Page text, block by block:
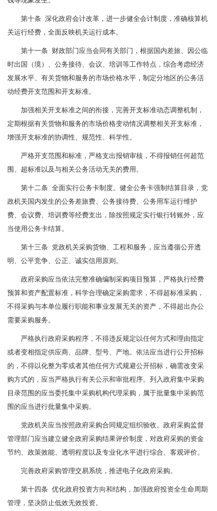
第十条 深化政府会计改革，进一步健全会计制度，准确核算机
关运行经费，全面反映机关运行成本。
第十一条 财政部门应当会同有关部门，根据国内差旅、因公临
时出国（境）、公务接待、会议、培训等工作特点，综合考虑经济
发展水平、有关货物和服务的市场价格水平，制定分地区的公务活
动经费开支范围和开支标准。
加强相关开支标准之间的衔接，完善开支标准动态调整机制，
定期根据有关货物和服务的市场价格变动情况调整相关开支标准，
增强开支标准的协调性、规范性、科学性。
严格开支范围和标准，严格支出报销审核，不得报销任何超范
围、超标准以及与相关公务活动无关的费用。
第十二条 全面实行公务卡制度。健全公务卡强制结算目录，党
政机关国内发生的公务差旅费、公务接待费、公务用车运行维护
费、会议费、培训费等经费支出，除按照规定实行银行转账外，应
当使用公务卡结算。
第十三条 党政机关采购货物、工程和服务，应当遵循公开透
明、公平竞争、公正、诚实信用原则。
政府采购应当依法完整准确编制采购项目预算，严格执行经费
预算和资产配置标准，科学合理确定采购需求，不得超标准采购，
不得采购与本单位履行职能和事业发展无关的资产，不得超出办公
需要采购服务。
严格执行政府采购程序，不得违反规定以任何方式和理由指定
或者变相指定供应商、品牌、型号、产地。依法应当进行公开招标
的，不得以化整为零或者其他任何方式规避公开招标，确需改变采
购方式的，应当严格执行有关公示和审批程序。列入政府集中采购
目录范围的应当委托集中采购机构代理采购，属于批量集中采购范
围的应当进行批量集中采购。
党政机关应当按照政府采购合同规定组织验收。政府采购监督
管理部门应当建立健全政府采购结果评价制度，对政府采购的资金
节约、政策效能、透明程度以及专业化水平进行综合、客观评价。
完善政府采购管理交易系统，推进电子化政府采购。
第十四条 优化政府投资方向和结构，加强政府投资全生命周期
管理，坚决防止低效无效投资。